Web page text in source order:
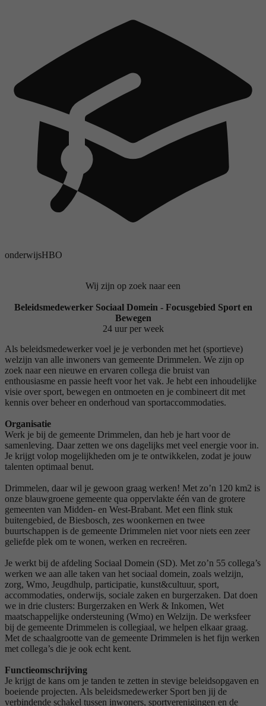
onderwijsHBO
Wij zijn op zoek naar een
Beleidsmedewerker Sociaal Domein - Focusgebied Sport en
Bewegen
24 uur per week
Als beleidsmedewerker voel je je verbonden met het (sportieve)
welzijn van alle inwoners van gemeente Drimmelen. We zijn op
zoek naar een nieuwe en ervaren collega die bruist van
enthousiasme en passie heeft voor het vak. Je hebt een inhoudelijke
visie over sport, bewegen en ontmoeten en je combineert dit met
kennis over beheer en onderhoud van sportaccommodaties.
Organisatie
Werk je bij de gemeente Drimmelen, dan heb je hart voor de
samenleving. Daar zetten we ons dagelijks met veel energie voor in.
Je krijgt volop mogelijkheden om je te ontwikkelen, zodat je jouw
talenten optimaal benut.
Drimmelen, daar wil je gewoon graag werken! Met zo’n 120 km2 is
onze blauwgroene gemeente qua oppervlakte één van de grotere
gemeenten van Midden- en West-Brabant. Met een flink stuk
buitengebied, de Biesbosch, zes woonkernen en twee
buurtschappen is de gemeente Drimmelen niet voor niets een zeer
geliefde plek om te wonen, werken en recreëren.
Je werkt bij de afdeling Sociaal Domein (SD). Met zo’n 55 collega’s
werken we aan alle taken van het sociaal domein, zoals welzijn,
zorg, Wmo, Jeugdhulp, participatie, kunst&cultuur, sport,
accommodaties, onderwijs, sociale zaken en burgerzaken. Dat doen
we in drie clusters: Burgerzaken en Werk & Inkomen, Wet
maatschappelijke ondersteuning (Wmo) en Welzijn. De werksfeer
bij de gemeente Drimmelen is collegiaal, we helpen elkaar graag.
Met de schaalgrootte van de gemeente Drimmelen is het fijn werken
met collega’s die je ook echt kent.
Functieomschrijving
Je krijgt de kans om je tanden te zetten in stevige beleidsopgaven en
boeiende projecten. Als beleidsmedewerker Sport ben jij de
verbindende schakel tussen inwoners, sportverenigingen en de